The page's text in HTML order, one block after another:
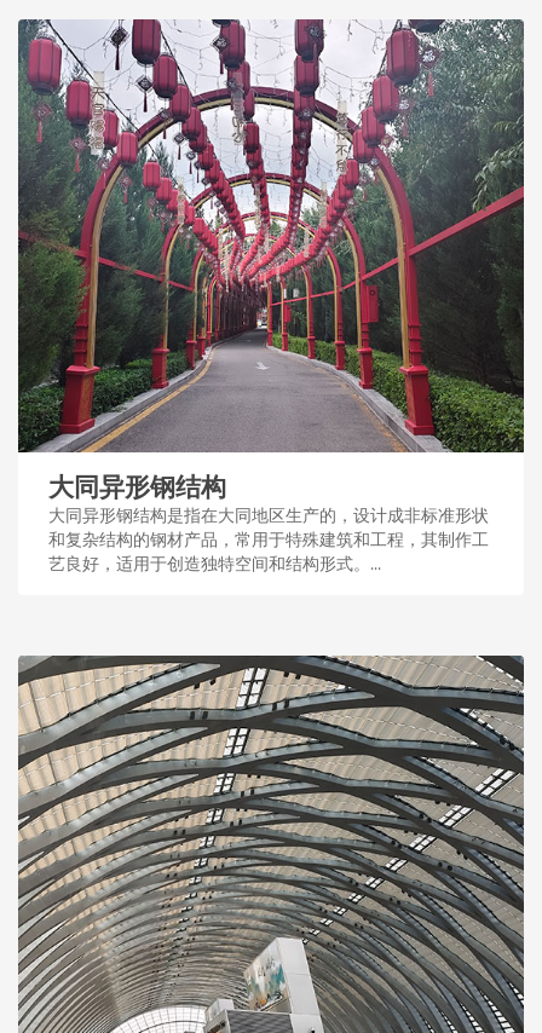
大同异形钢结构
大同异形钢结构是指在大同地区生产的，设计成非标准形状
和复杂结构的钢材产品，常用于特殊建筑和工程，其制作工
艺良好，适用于创造独特空间和结构形式。...